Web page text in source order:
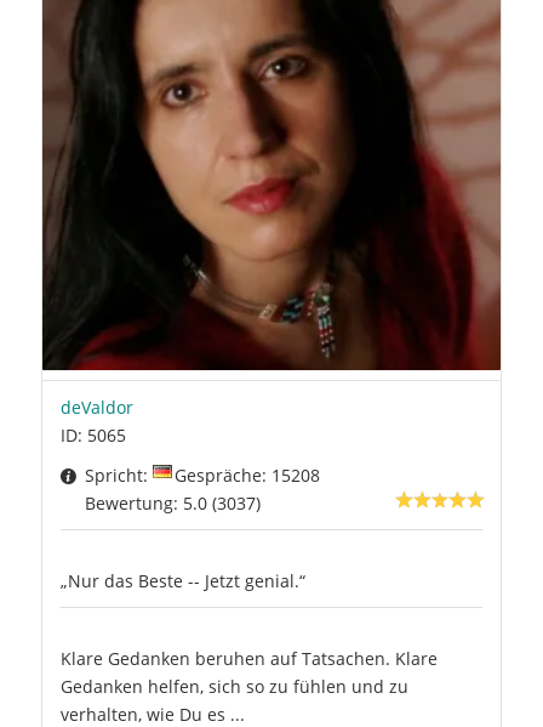
deValdor
ID: 5065
Spricht:
Gespräche: 15208
Bewertung: 5.0 (3037)
„Nur das Beste -- Jetzt genial.“
Klare Gedanken beruhen auf Tatsachen. Klare
Gedanken helfen, sich so zu fühlen und zu
verhalten, wie Du es ...